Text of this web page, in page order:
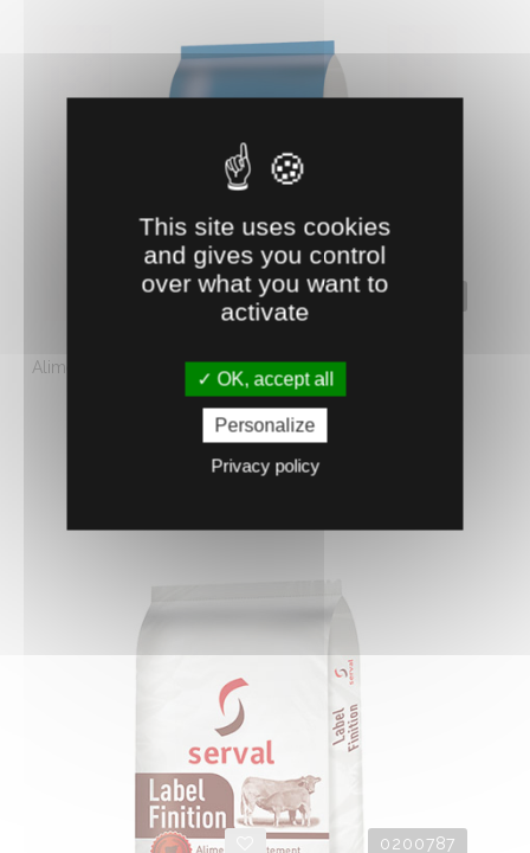
0201330
Aliment complet d'allaitement à base de produits laitiers
pour veaux d'élevage. Riche ...
67.33 €HT
0200787
This site uses cookies
and gives you control
over what you want to
activate
OK, accept all
Personalize
Privacy policy